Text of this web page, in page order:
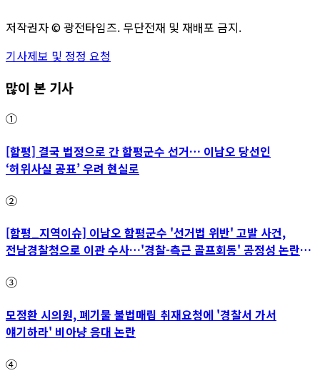
저작권자 ©광전타임즈. 무단전재 및 재배포 금지.
기사제보 및 정정 요청
많이 본 기사
①
[함평] 결국 법정으로 간 함평군수 선거… 이남오 당선인
‘허위사실 공표’ 우려 현실로
②
[함평_지역이슈] 이남오 함평군수 '선거법 위반' 고발 사건,
전남경찰청으로 이관 수사…'경찰-측근 골프회동' 공정성 논란
③
모정환 시의원, 폐기물 불법매립 취재요청에 '경찰서 가서
얘기하라' 비아냥 응대 논란
④